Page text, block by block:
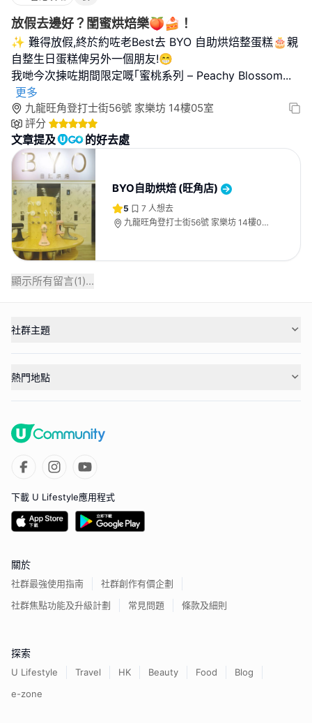
放假去邊好？閨蜜烘焙樂🍑🍰！
✨ 難得放假,終於約咗老Best去 BYO 自助烘焙整蛋糕🎂親
自整生日蛋糕俾另外一個朋友!😁
我哋今次揀咗期間限定嘅｢蜜桃系列 – Peachy Blossom...
更多
九龍旺角登打士街56號 家樂坊 14樓05室
評分
文章提及 的好去處
BYO自助烘焙 (旺角店)
5 7 人想去
九龍旺角登打士街56號 家樂坊 14樓05
顯示所有留言(1)...
社群主題
熱門地點
下載 U Lifestyle應用程式
關於
社群最強使用指南
社群創作有價企劃
社群焦點功能及升級計劃
常見問題 條款及細則
探索
U Lifestyle Travel HK Beauty Food
Blog
e-zone